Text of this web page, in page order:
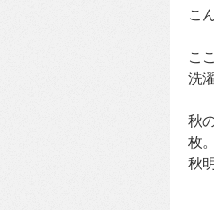
こ
こ
洗
秋
枚
秋